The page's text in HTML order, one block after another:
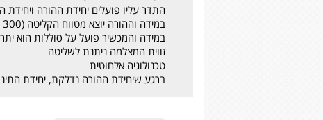
התדר עליו פועלים יחידת ההורה
במידה וההורה יוצא מטווח הקליטה (300 מטר) המכשיר יתריע על כך באמצעות צליל "ביפ-ביפ"
במידה והמכשיר פועל על סוללות הוא
זווית המצלמה ניתנת לשליטה
טכנולוגיה אלחוטית
ברגע שיחידת ההורה נדלקת, יחידת